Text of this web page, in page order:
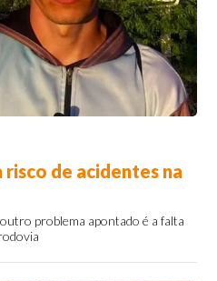
de acidentes na
problema apontado é a falta